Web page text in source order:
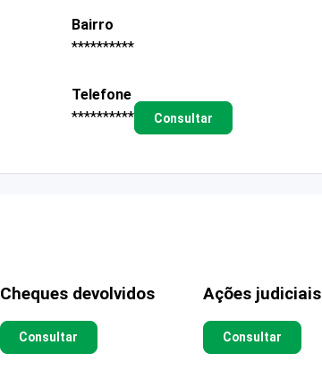
Bairro
**********
Telefone
**********
Consultar
Cheques devolvidos
Consultar
Ações judiciais
Consultar